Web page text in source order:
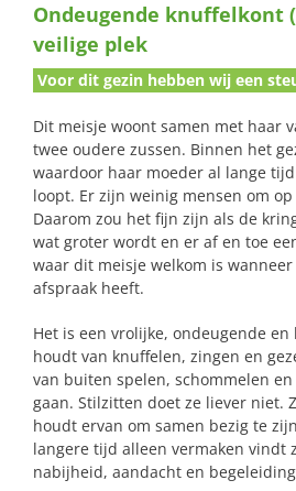
naar:
Ondeugende knuffelkont
veilige plek
Voor dit gezin hebben wij een
Dit meisje woont samen met haar
twee oudere zussen. Binnen het
waardoor haar moeder al lange
loopt. Er zijn weinig mensen om
Daarom zou het fijn zijn als de
wat groter wordt en er af en toe
waar dit meisje welkom is
afspraak heeft.
Het is een vrolijke, ondeugende
houdt van knuffelen, zingen en
van buiten spelen, schommelen
gaan. Stilzitten doet ze liever niet.
houdt ervan om samen bezig te
langere tijd alleen vermaken vindt
nabijheid, aandacht en